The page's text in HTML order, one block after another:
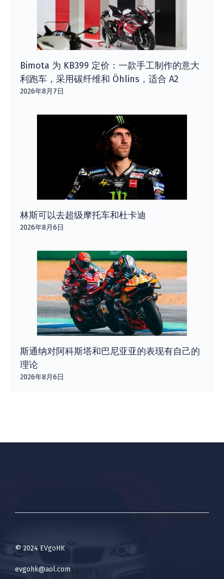
Bimota 为 KB399 定价：一款手工制作的意大
利跑车，采用碳纤维和 Öhlins，适合 A2
2026年8月7日
林斯可以去超级摩托车和杜卡迪
2026年8月6日
斯通纳对阿科斯塔和巴尼亚亚的表现有自己的
理论
2026年8月6日
© 2024 EVgoHK
evgohk@aol.com